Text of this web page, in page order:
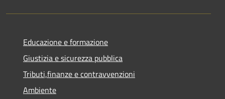
Educazione e formazione
Giustizia e sicurezza pubblica
Tributi,finanze e contravvenzioni
Ambiente